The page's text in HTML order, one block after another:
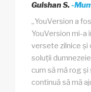
Gulshan S. -
„YouVersion a
YouVersion mi-a
versete zilnice și
soluții
cum să mă rog
continuă să mă